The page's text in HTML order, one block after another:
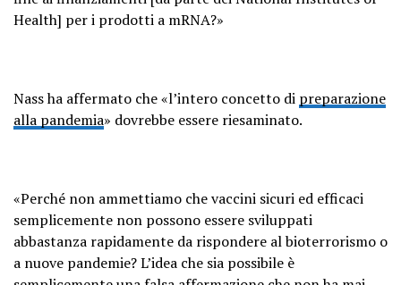
Health] per i prodotti a mRNA?»
Nass ha affermato che «l’intero concetto di preparazione
alla pandemia» dovrebbe essere riesaminato.
«Perché non ammettiamo che vaccini sicuri ed efficaci
semplicemente non possono essere sviluppati
abbastanza rapidamente da rispondere al bioterrorismo o
a nuove pandemie? L’idea che sia possibile è